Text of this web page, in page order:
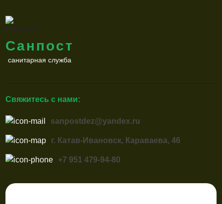
Санпост
санитарная служба
Свяжитесь с нами:
sanpostdez@yandex.ru
г. Катав-Ивановск, Караваева, 46
+7 951 479-94-80